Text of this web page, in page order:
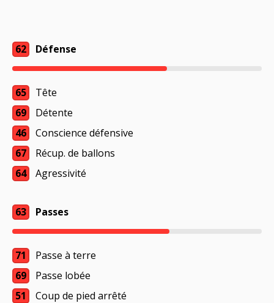
62 Défense
65
Tête
69
Détente
46
Conscience défensive
67
Récup. de ballons
64
Agressivité
63 Passes
71
Passe à terre
69
Passe lobée
51
Coup de pied arrêté